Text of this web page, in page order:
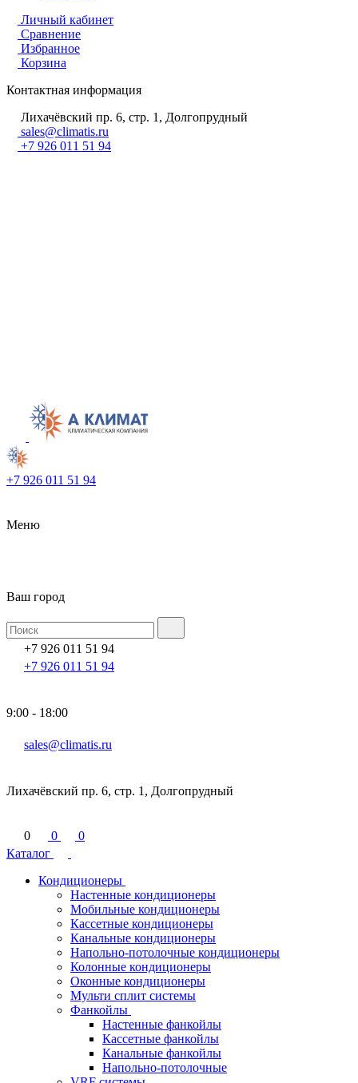
Личный кабинет
Сравнение
Избранное
Корзина
Контактная информация
Лихачёвский пр. 6, стр. 1, Долгопрудный
sales@climatis.ru
+7 926 011 51 94
+7 926 011 51 94
Меню
Ваш город
+7 926 011 51 94
+7 926 011 51 94
9:00 - 18:00
sales@climatis.ru
Лихачёвский пр. 6, стр. 1, Долгопрудный
0 0
0
Каталог
Кондиционеры
Настенные кондиционеры
Мобильные кондиционеры
Кассетные кондиционеры
Канальные кондиционеры
Напольно-потолочные кондиционеры
Колонные кондиционеры
Оконные кондиционеры
Мульти сплит системы
Фанкойлы
Настенные фанкойлы
Кассетные фанкойлы
Канальные фанкойлы
Напольно-потолочные